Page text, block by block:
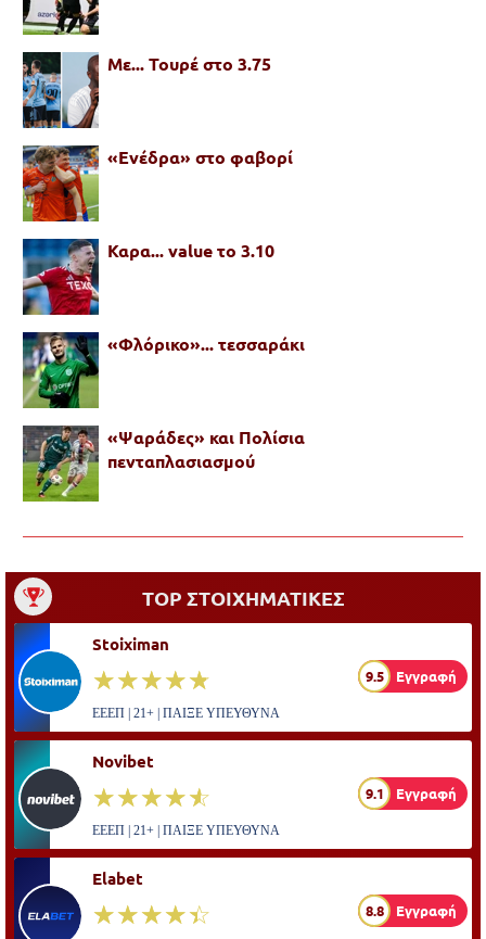
Με... Τουρέ στο 3.75
«Ενέδρα» στο φαβορί
Καρα... value το 3.10
«Φλόρικο»... τεσσαράκι
«Ψαράδες» και Πολίσια
πενταπλασιασμού
TOP ΣΤΟΙΧΗΜΑΤΙΚΕΣ
Stoiximan
☆☆☆☆☆
★★★★★ 9.5 Εγγραφή
ΕΕΕΠ | 21+ | ΠΑΙΞΕ ΥΠΕΥΘΥΝΑ
Novibet
☆☆☆☆☆
★★★★★ 9.1 Εγγραφή
ΕΕΕΠ | 21+ | ΠΑΙΞΕ ΥΠΕΥΘΥΝΑ
Elabet
☆☆☆☆☆
★★★★★ 8.8 Εγγραφή